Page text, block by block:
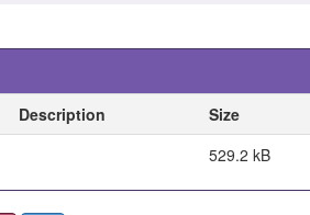
Description Size
529.2 kB